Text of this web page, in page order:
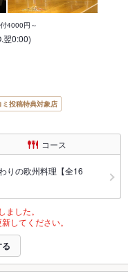
4000円～
翌0:00)
ミ投稿特典対象店
コース
りの欧州料理【全16
した。
してください。